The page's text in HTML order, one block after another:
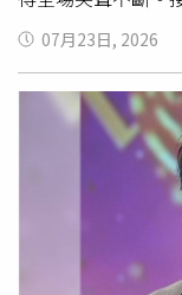
服」，最終在只有
只能勉強給你們」
和李子森（右）演
中視提供）
戲碼，翁鈺鈞一改
衣領，逼問交往36
殺出，一把挽住許
得合不攏嘴，還
詮釋左右逢源、
癮。當集評審羅
女人！」而柯叔
舊情人，但在歌
了吃什麼陷入選
卻說「我不會講
07月23日, 2026